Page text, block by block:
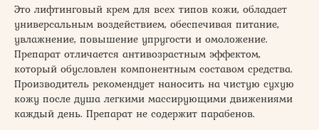
Это лифтинговый крем для всех типов кожи, обладает
универсальным воздействием, обеспечивая питание,
увлажнение, повышение упругости и омоложение.
Препарат отличается антивозрастным эффектом,
который обусловлен компонентным составом средства.
Производитель рекомендует наносить на чистую сухую
кожу после душа легкими массирующими движениями
каждый день. Препарат не содержит парабенов.